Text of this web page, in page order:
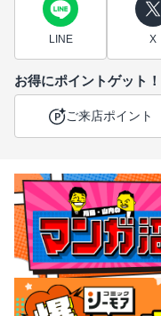
LINE X
お得にポイントゲット！
ご来店ポイント